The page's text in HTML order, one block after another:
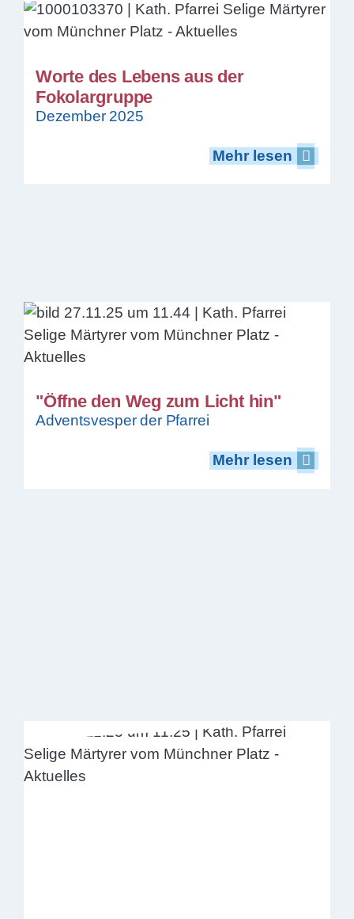
Worte des Lebens aus der
Fokolargruppe
Dezember 2025
Mehr lesen
Mehr lesen
"Öffne den Weg zum Licht hin"
Adventsvesper der Pfarrei
Mehr lesen
Mehr lesen